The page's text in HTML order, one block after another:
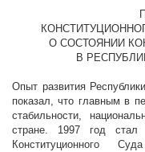
О СОСТОЯНИИ
В
Опыт развития
показал, что главным в
стабильности,
стране. 1997 год
Конституционного